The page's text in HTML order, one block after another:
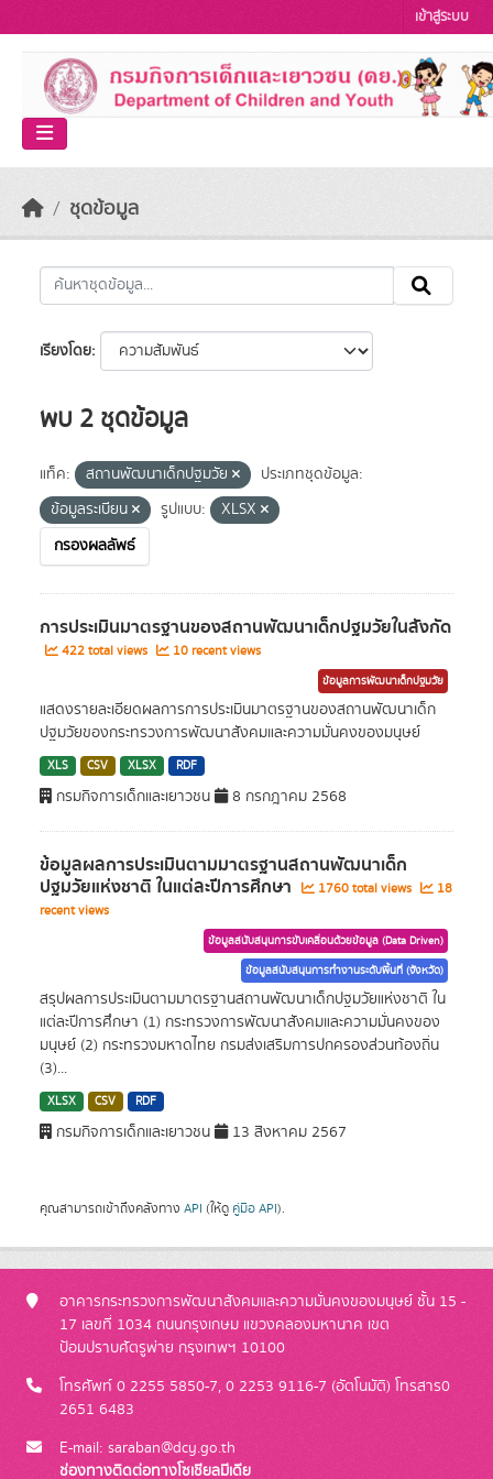
เข้าสู่ระบบ
ชุดข้อมูล
เรียงโดย
พบ 2 ชุดข้อมูล
แท็ค: สถานพัฒนาเด็กปฐมวัย
ประเภทชุดข้อมูล:
ข้อมูลระเบียน
รูปแบบ:
XLSX
กรองผลลัพธ์
การประเมินมาตรฐานของสถานพัฒนาเด็กปฐมวัยในสังกัด
422 total views 10 recent views
ข้อมูลการพัฒนาเด็กปฐมวัย
แสดงรายละเอียดผลการการประเมินมาตรฐานของสถานพัฒนาเด็ก
ปฐมวัยของกระทรวงการพัฒนาสังคมและความมั่นคงของมนุษย์
XLS CSV XLSX RDF
กรมกิจการเด็กและเยาวชน 8 กรกฎาคม 2568
ข้อมูลผลการประเมินตามมาตรฐานสถานพัฒนาเด็ก
ปฐมวัยแห่งชาติ ในแต่ละปีการศึกษา 1760 total views
18
recent views
ข้อมูลสนับสนุนการขับเคลื่อนด้วยข้อมูล (Data Driven)
ข้อมูลสนับสนุนการทำงานระดับพื้นที่ (จังหวัด)
สรุปผลการประเมินตามมาตรฐานสถานพัฒนาเด็กปฐมวัยแห่งชาติ ใน
แต่ละปีการศึกษา (1) กระทรวงการพัฒนาสังคมและความมั่นคงของ
มนุษย์ (2) กระทรวงมหาดไทย กรมส่งเสริมการปกครองส่วนท้องถิ่น
(3)...
XLSX CSV RDF
กรมกิจการเด็กและเยาวชน 13 สิงหาคม 2567
คุณสามารถเข้าถึงคลังทาง API (ให้ดู คู่มือ API).
อาคารกระทรวงการพัฒนาสังคมและความมั่นคงของมนุษย์ ชั้น 15 -
17 เลขที่ 1034 ถนนกรุงเกษม แขวงคลองมหานาค เขต
ป้อมปราบศัตรูพ่าย กรุงเทพฯ 10100
โทรศัพท์ 0 2255 5850-7, 0 2253 9116-7 (อัตโนมัติ) โทรสาร0
2651 6483
E-mail: saraban@dcy.go.th
ช่องทางติดต่อทางโซเชียลมีเดีย